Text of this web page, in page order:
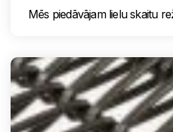
Mēs piedāvājam lielu skaitu